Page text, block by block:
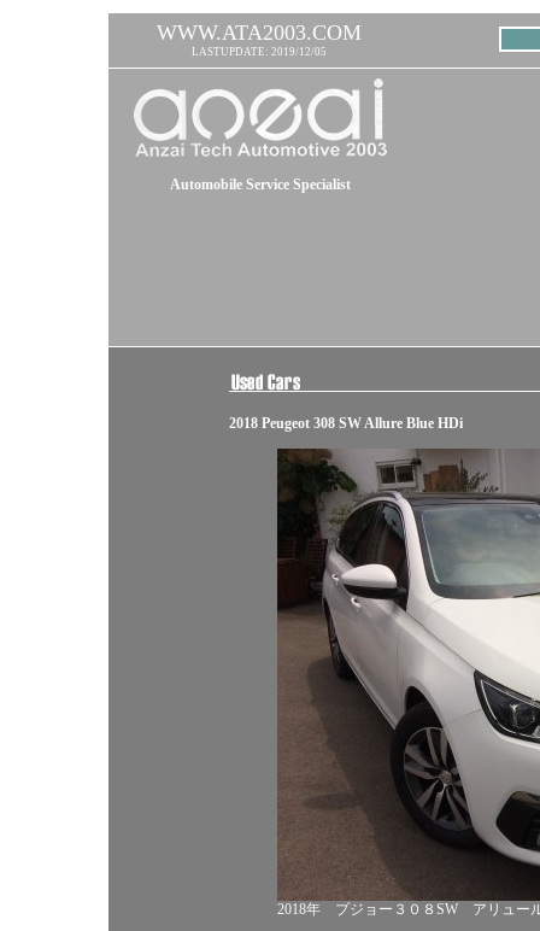
WWW.ATA2003.COM
LASTUPDATE: 2019/12/05
Automobile Service Specialist
2018 Peugeot 308 SW Allure Blue HDi
2018年 プジョー３０８SW アリュー